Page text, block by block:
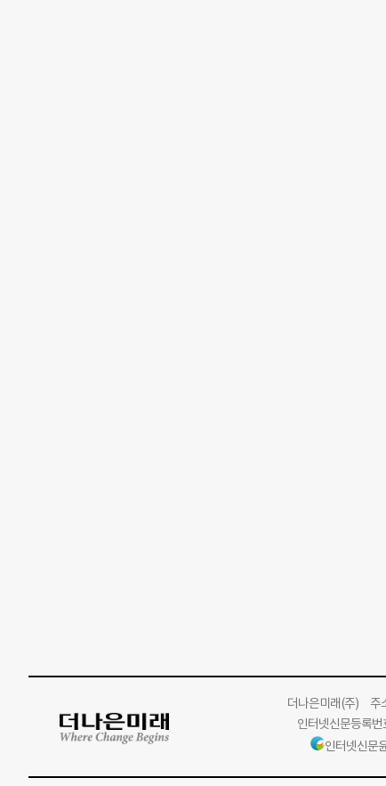
더나은미래(주)주소
인터넷신문등록
인터넷신문